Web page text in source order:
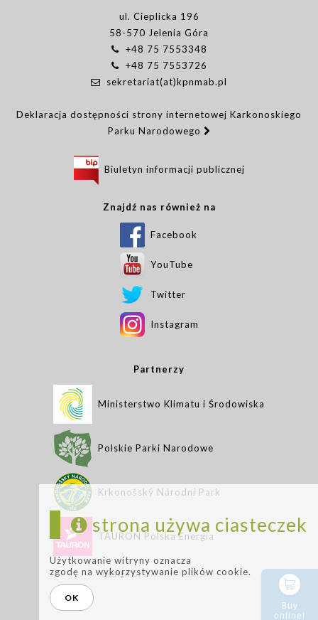
ul. Cieplicka 196
58-570 Jelenia Góra
+48 75 7553348
+48 75 7553726
sekretariat(at)kpnmab.pl
Deklaracja dostępności strony internetowej Karkonoskiego
Parku Narodowego
Biuletyn informacji publicznej
Znajdź nas również na
Facebook
YouTube
Twitter
Instagram
Partnerzy
Ministerstwo Klimatu i Środowiska
Polskie Parki Narodowe
Krkonošský Národní Park
TAURON Polska Energia
design by :LEMONPIXEL.pl
strona używa ciasteczek
Użytkowanie witryny oznacza
zgodę na wykorzystywanie plików cookie.
OK
Buy
online!